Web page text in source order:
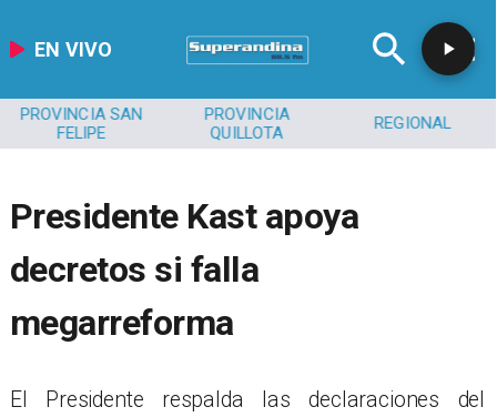
EN VIVO
PROVINCIA SAN
FELIPE
PROVINCIA
QUILLOTA
REGIONAL
Presidente Kast apoya
decretos si falla
megarreforma
El Presidente respalda las declaraciones del